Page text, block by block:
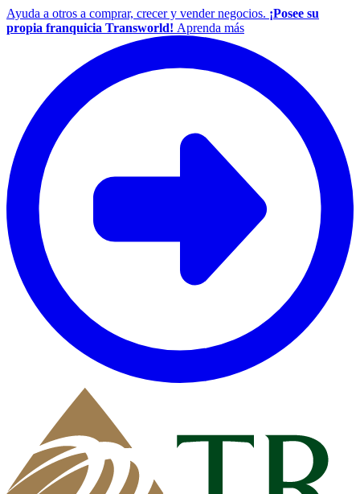
Ayuda a otros a comprar, crecer y vender negocios. ¡Posee su
propia franquicia Transworld! Aprenda más